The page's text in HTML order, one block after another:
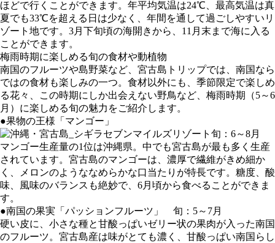
ほどで行くことができます。年平均気温は24℃、最高気温は真
夏でも33℃を超える日は少なく、年間を通して過ごしやすいリ
ゾート地です。3月下旬頃の海開きから、11月末まで海に入る
ことができます。
梅雨時期に楽しめる旬の食材や動植物
南国のフルーツや島野菜など、宮古島トリップでは、南国なら
ではの食材も楽しみの一つ。食材以外にも、季節限定で楽しめ
る花々、この時期にしか出会えない野鳥など、梅雨時期（5～6
月）に楽しめる旬の魅力をご紹介します。
●果物の王様「マンゴー」
旬：6～8月
マンゴー生産量の1位は沖縄県。中でも宮古島が最も多く生産
されています。宮古島のマンゴーは、濃厚で繊維がきめ細か
く、メロンのようななめらかな口当たりが特長です。糖度、酸
味、風味のバランスも絶妙で、6月頃から食べることができま
す。
●南国の果実「パッションフルーツ」 旬：5～7月
硬い皮に、小さな種と甘酸っぱいゼリー状の果肉が入った南国
のフルーツ。宮古島産は味がとても濃く、甘酸っぱい南国らし